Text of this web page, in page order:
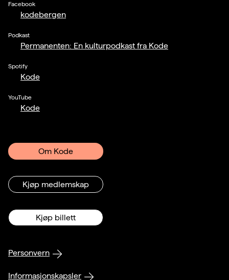
Facebook
kodebergen
Podkast
Permanenten: En kulturpodkast fra Kode
Spotify
Kode
YouTube
Kode
Om Kode
Kjøp medlemskap
Kjøp billett
Personvern
Informasjonskapsler